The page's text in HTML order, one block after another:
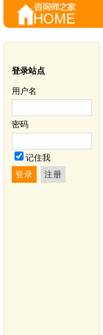
登录站点
用户名
密码
记住我